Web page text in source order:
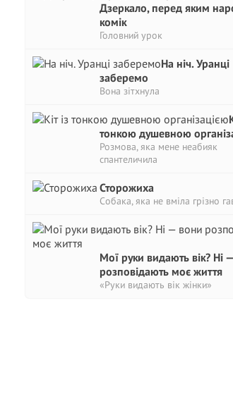
Дзеркало, перед яким
комік
Головний урок
На ніч. Уранці
заберемо
Вона зітхнула
тонкою душевною
Розмова, яка мене неабияк
спантеличила
Сторожиха
Собака, яка не вміла грізно
Мої руки видають вік? Ні
розповідають моє життя
«Руки видають вік жінки»